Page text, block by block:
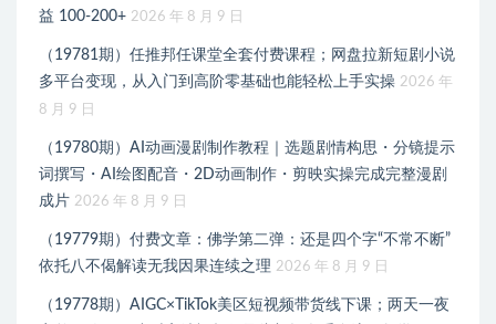
益 100-200+ 2026 年 8 月 9 日
（19781期）任推邦任课堂全套付费课程；网盘拉新短剧小说
多平台变现，从入门到高阶零基础也能轻松上手实操 2026 年
8 月 9 日
（19780期）AI动画漫剧制作教程｜选题剧情构思・分镜提示
词撰写・AI绘图配音・2D动画制作・剪映实操完成完整漫剧
成片 2026 年 8 月 9 日
（19779期）付费文章：佛学第二弹：还是四个字“不常不断”
依托八不偈解读无我因果连续之理 2026 年 8 月 9 日
（19778期）AIGC×TikTok美区短视频带货线下课；两天一夜